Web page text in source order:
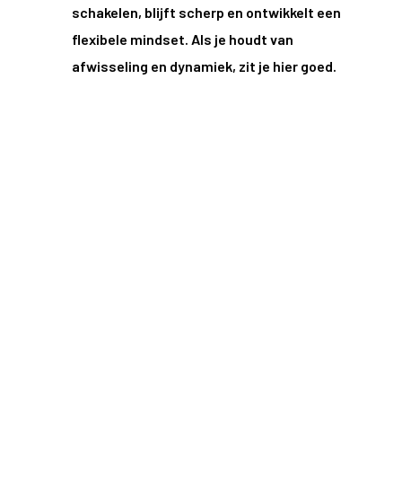
schakelen, blijft scherp en ontwikkelt een
flexibele mindset. Als je houdt van
afwisseling en dynamiek, zit je hier goed.